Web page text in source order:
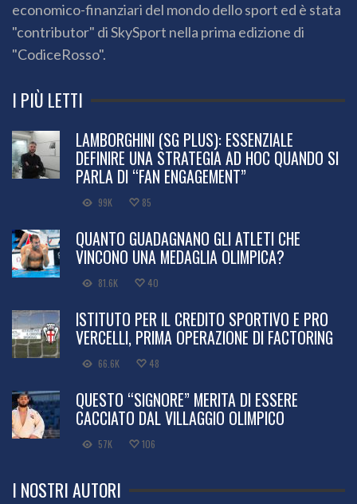
economico-finanziari del mondo dello sport ed è stata
"contributor" di SkySport nella prima edizione di
"CodiceRosso".
I PIÙ LETTI
LAMBORGHINI (SG PLUS): ESSENZIALE
DEFINIRE UNA STRATEGIA AD HOC QUANDO SI
PARLA DI “FAN ENGAGEMENT”
99K 85
QUANTO GUADAGNANO GLI ATLETI CHE
VINCONO UNA MEDAGLIA OLIMPICA?
81.6K 40
ISTITUTO PER IL CREDITO SPORTIVO E PRO
VERCELLI, PRIMA OPERAZIONE DI FACTORING
66.6K 48
QUESTO “SIGNORE” MERITA DI ESSERE
CACCIATO DAL VILLAGGIO OLIMPICO
57K 106
I NOSTRI AUTORI